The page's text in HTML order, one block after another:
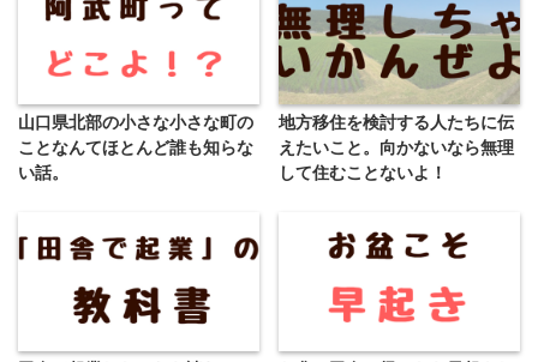
山口県北部の小さな小さな町の
ことなんてほとんど誰も知らな
い話。
地方移住を検討する人たちに伝
えたいこと。向かないなら無理
して住むことないよ！